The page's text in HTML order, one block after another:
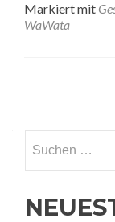
Markiert mit
WaWata
nach: